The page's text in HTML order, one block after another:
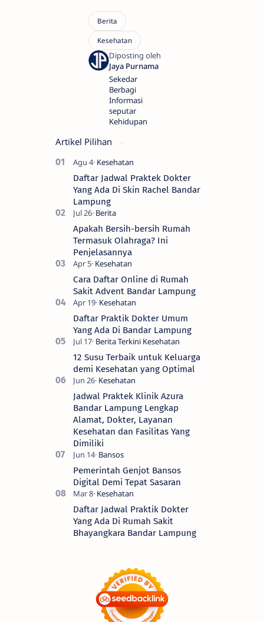
Sekedar
Berbagi
Informasi
seputar
Kehidupan
Artikel Pilihan
Daftar Jadwal Praktek Dokter
Yang Ada Di Skin Rachel Bandar
Lampung
Apakah Bersih-bersih Rumah
Termasuk Olahraga? Ini
Penjelasannya
Cara Daftar Online di Rumah
Sakit Advent Bandar Lampung
Daftar Praktik Dokter Umum
Yang Ada Di Bandar Lampung
12 Susu Terbaik untuk Keluarga
demi Kesehatan yang Optimal
Jadwal Praktek Klinik Azura
Bandar Lampung Lengkap
Alamat, Dokter, Layanan
Kesehatan dan Fasilitas Yang
Dimiliki
Pemerintah Genjot Bansos
Digital Demi Tepat Sasaran
Daftar Jadwal Praktik Dokter
Yang Ada Di Rumah Sakit
Bhayangkara Bandar Lampung